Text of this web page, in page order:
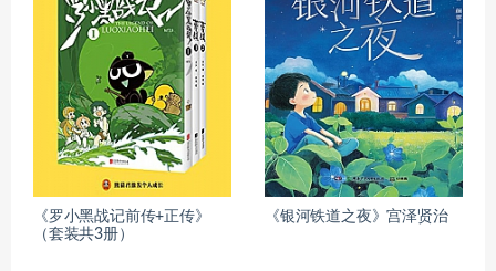
《罗小黑战记前传+正传》
（套装共3册）
《银河铁道之夜》宫泽贤治